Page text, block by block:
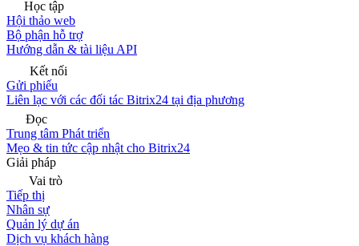
Học tập
Hội thảo web
Bộ phận hỗ trợ
Hướng dẫn & tài liệu API
Kết nối
Gửi phiếu
Liên lạc với các đối tác Bitrix24 tại địa phương
Đọc
Trung tâm Phát triển
Mẹo & tin tức cập nhật cho Bitrix24
Giải pháp
Vai trò
Tiếp thị
Nhân sự
Quản lý dự án
Dịch vụ khách hàng